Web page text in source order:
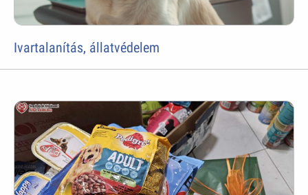
Ivartalanítás, állatvédelem